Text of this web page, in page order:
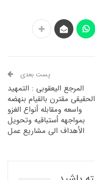
پست بعدی
المرجع الیعقوبی : التمهید
الحقیقی مقترن بالقیام بنهضه
واسعه ومقابله أنواع الغزو
بمواجهه أستباقیه وتحویل
الأهداف الى مشاریع عمل